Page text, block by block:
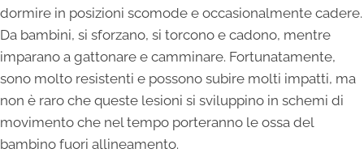
dormire in posizioni scomode e occasionalmente cadere.
Da bambini, si sforzano, si torcono e cadono, mentre
imparano a gattonare e camminare. Fortunatamente,
sono molto resistenti e possono subire molti impatti, ma
non è raro che queste lesioni si sviluppino in schemi di
movimento che nel tempo porteranno le ossa del
bambino fuori allineamento.